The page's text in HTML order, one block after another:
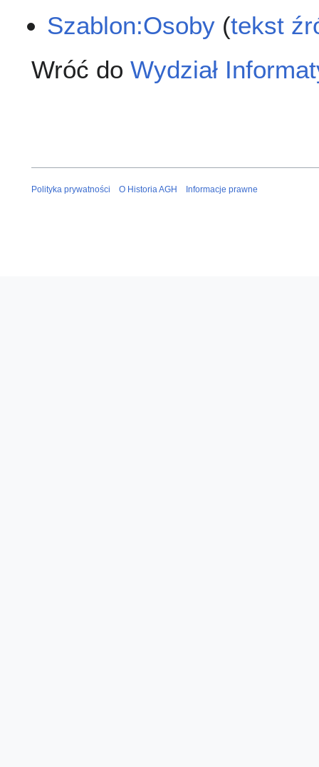
Szablon:Osoby (tekst
Wróć do Wydział
Polityka prywatności O Historia AGH Informacje prawne